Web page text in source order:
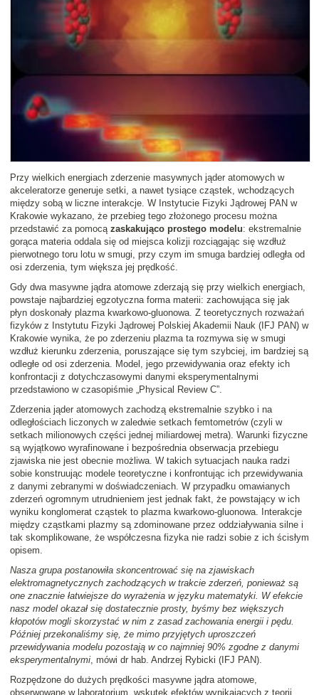
Przy wielkich energiach zderzenie masywnych jąder atomowych w
akceleratorze generuje setki, a nawet tysiące cząstek, wchodzących
między sobą w liczne interakcje. W Instytucie Fizyki Jądrowej PAN w
Krakowie wykazano, że przebieg tego złożonego procesu można
przedstawić za pomocą zaskakująco prostego modelu: ekstremalnie
gorąca materia oddala się od miejsca kolizji rozciągając się wzdłuż
pierwotnego toru lotu w smugi, przy czym im smuga bardziej odległa od
osi zderzenia, tym większa jej prędkość.
Gdy dwa masywne jądra atomowe zderzają się przy wielkich energiach,
powstaje najbardziej egzotyczna forma materii: zachowująca się jak
płyn doskonały plazma kwarkowo-gluonowa. Z teoretycznych rozważań
fizyków z Instytutu Fizyki Jądrowej Polskiej Akademii Nauk (IFJ PAN) w
Krakowie wynika, że po zderzeniu plazma ta rozmywa się w smugi
wzdłuż kierunku zderzenia, poruszające się tym szybciej, im bardziej są
odległe od osi zderzenia. Model, jego przewidywania oraz efekty ich
konfrontacji z dotychczasowymi danymi eksperymentalnymi
przedstawiono w czasopiśmie „Physical Review C”.
Zderzenia jąder atomowych zachodzą ekstremalnie szybko i na
odległościach liczonych w zaledwie setkach femtometrów (czyli w
setkach milionowych części jednej miliardowej metra). Warunki fizyczne
są wyjątkowo wyrafinowane i bezpośrednia obserwacja przebiegu
zjawiska nie jest obecnie możliwa. W takich sytuacjach nauka radzi
sobie konstruując modele teoretyczne i konfrontując ich przewidywania
z danymi zebranymi w doświadczeniach. W przypadku omawianych
zderzeń ogromnym utrudnieniem jest jednak fakt, że powstający w ich
wyniku konglomerat cząstek to plazma kwarkowo-gluonowa. Interakcje
między cząstkami plazmy są zdominowane przez oddziaływania silne i
tak skomplikowane, że współczesna fizyka nie radzi sobie z ich ścisłym
opisem.
Nasza grupa postanowiła skoncentrować się na zjawiskach
elektromagnetycznych zachodzących w trakcie zderzeń, ponieważ są
one znacznie łatwiejsze do wyrażenia w języku matematyki. W efekcie
nasz model okazał się dostatecznie prosty, byśmy bez większych
kłopotów mogli skorzystać w nim z zasad zachowania energii i pędu.
Później przekonaliśmy się, że mimo przyjętych uproszczeń
przewidywania modelu pozostają w co najmniej 90% zgodne z danymi
eksperymentalnymi, mówi dr hab. Andrzej Rybicki (IFJ PAN).
Rozpędzone do dużych prędkości masywne jądra atomowe,
obserwowane w laboratorium, wskutek efektów wynikających z teorii